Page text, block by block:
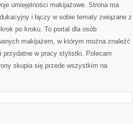
umiejętności makijażowe. Strona ma
i łączy w sobie tematy związane z
po kroku. To portal dla osób
makijażem, w którym można znaleźć
przydatne w pracy stylistki. Polecam
skupia się przede wszystkim na